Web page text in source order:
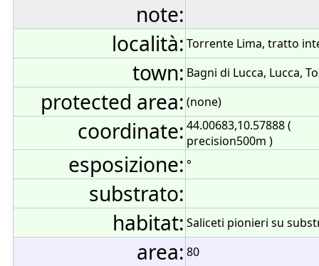
note:
località: Torrente Lima, tratto
town: Bagni di Lucca, Lucca,
protected area: (none)
coordinate: 44.00683,10.57888 (
precision500m )
esposizione: °
substrato:
habitat: Saliceti pionieri su
area: 80